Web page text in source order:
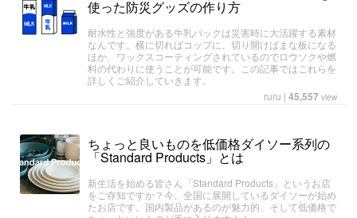
使った防災グッズの作り方
耐水性と強度がある牛乳パックは災害時に大活躍する素材
なんです。横に切ればコップに、切り開けばまな板になる
ほか、ワックスコーティングされているのでロウソクや燃
料の代わりに使うことが可能です。この記事ではこれらを
詳しくご紹介していきます。
ruru | 45,557 view
ちょっと良いものを低価格ダイソー系列の
「Standard Products」とは
新生活を始める皆さん「Standard Products」というお店
をご存知ですか？今、全国に展開しているダイソーが始め
たお店です。国内製品があるのが魅力的、そして低価格で